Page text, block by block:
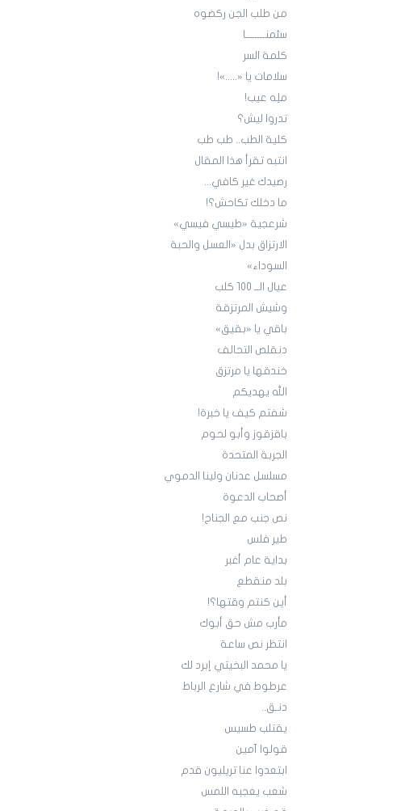
من طلب الجن ركضوه
سئمنــــــــا
كلمة السر
سلامات يا «.....»!
ملِه عيب!
تدروا ليش؟
كلية الطب.. طب طب
انتبه تقرأ هذا المقال
رصيدك غير كافي...
ما دخلك تكاحش؟!
شرعجية «طيسي فيسي»
الارتزاق بدل «العسل والحبة
السوداء»
عيال الــ 100 كلب
وشيش المرتزقة
باقي يا «بقيق»
دنقلص التحالف
خندقها يا مرتزق
الله يهديكم
شفتم كيف يا خبرة!
باقزقوز وأبو لحوم
الجربة المتحدة
مسلسل عدنان ولينا الدموي
أصحاب الدعوة
نص جنب مع الجناح!
طير فلس
بداية عام أغبر
بلد منقطع
أين كنتم وقتها؟!
مأرب مش حق أبوك
انتظر نص ساعة
يا محمد البخيتي إبرد لك
عرطوط في شارع الرباط
دنـق..
يقتلب طسيس
قولوا آمين
ابتعدوا عنا تريليون قدم
شعب يعجبه اللمس